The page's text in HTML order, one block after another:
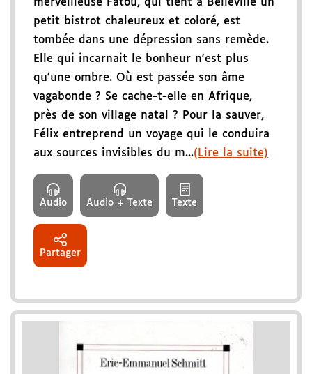
merveilleuse Fatou, qui tient à Belleville un
petit bistrot chaleureux et coloré, est
tombée dans une dépression sans remède.
Elle qui incarnait le bonheur n'est plus
qu'une ombre. Où est passée son âme
vagabonde ? Se cache-t-elle en Afrique,
près de son village natal ? Pour la sauver,
Félix entreprend un voyage qui le conduira
aux sources invisibles du m...(Lire la suite)
Audio Audio + Texte Texte
Partager